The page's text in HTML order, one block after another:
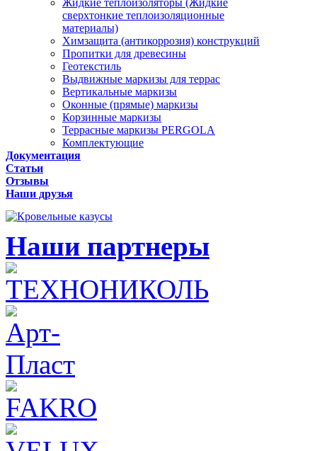
Жидкие теплоизоляторы (Жидкие
сверхтонкие теплоизоляционные
материалы)
Химзащита (антикоррозия) конструкций
Пропитки для древесины
Геотекстиль
Выдвижные маркизы для террас
Вертикальные маркизы
Оконные (прямые) маркизы
Корзинные маркизы
Террасные маркизы PERGOLA
Комплектующие
Документация
Статьи
Отзывы
Наши друзья
Наши партнеры